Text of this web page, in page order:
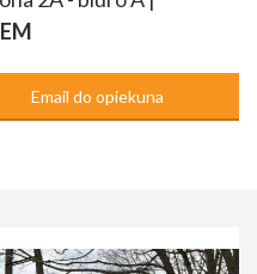
Email do opiekuna